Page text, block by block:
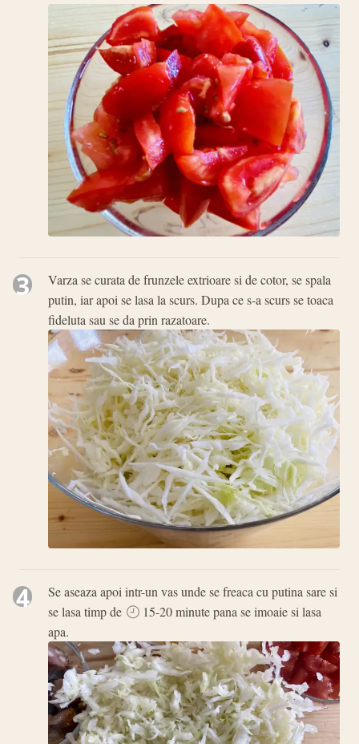
3
Varza se curata de frunzele extrioare si de cotor, se spala
putin, iar apoi se lasa la scurs. Dupa ce s-a scurs se toaca
fideluta sau se da prin razatoare.
4
Se aseaza apoi intr-un vas unde se freaca cu putina sare si
se lasa timp de
15-20 minute pana se imoaie si lasa
apa.